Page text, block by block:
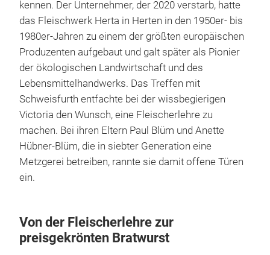
kennen. Der Unternehmer, der 2020 verstarb, hatte
das Fleischwerk Herta in Herten in den 1950er- bis
1980er-Jahren zu einem der größten europäischen
Produzenten aufgebaut und galt später als Pionier
der ökologischen Landwirtschaft und des
Lebensmittelhandwerks. Das Treffen mit
Schweisfurth entfachte bei der wissbegierigen
Victoria den Wunsch, eine Fleischerlehre zu
machen. Bei ihren Eltern Paul Blüm und Anette
Hübner-Blüm, die in siebter Generation eine
Metzgerei betreiben, rannte sie damit offene Türen
ein.
Von der Fleischerlehre zur
preisgekrönten Bratwurst